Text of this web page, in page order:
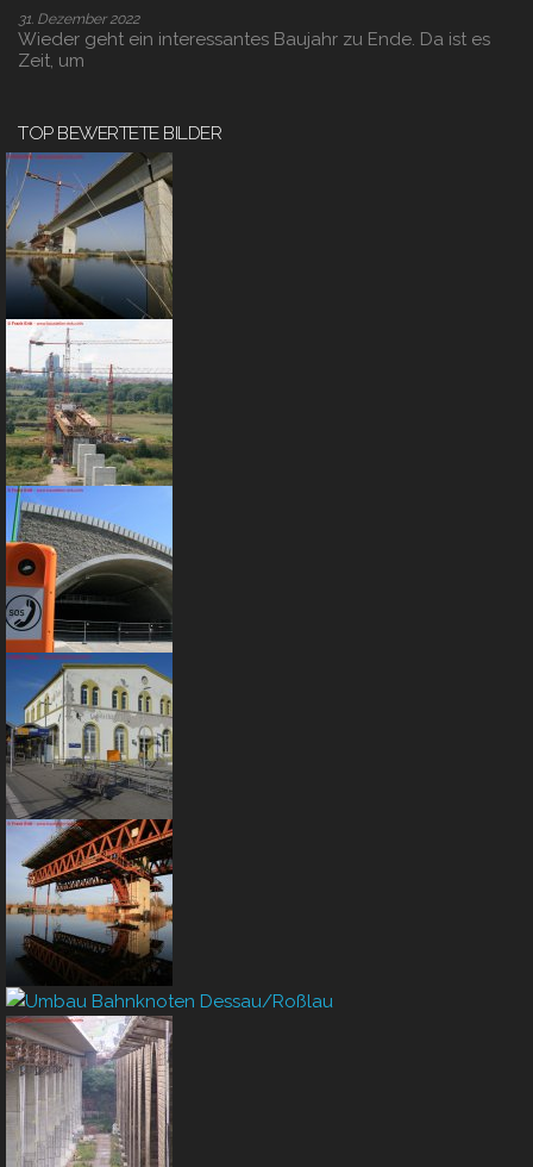
31. Dezember 2022
Wieder geht ein interessantes Baujahr zu Ende. Da ist es
Zeit, um
TOP BEWERTETE BILDER